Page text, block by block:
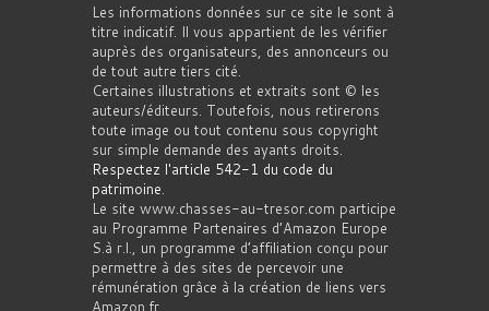
Les informations données sur ce site le sont à
titre indicatif. Il vous appartient de les vérifier
auprès des organisateurs, des annonceurs ou
de tout autre tiers cité.
Certaines illustrations et extraits sont © les
auteurs/éditeurs. Toutefois, nous retirerons
toute image ou tout contenu sous copyright
sur simple demande des ayants droits.
Respectez l'article 542-1 du code du
patrimoine.
Le site www.chasses-au-tresor.com participe
au Programme Partenaires d’Amazon Europe
S.à r.l., un programme d’affiliation conçu pour
permettre à des sites de percevoir une
rémunération grâce à la création de liens vers
Amazon.fr